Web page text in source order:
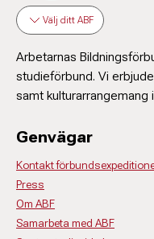
Välj ditt ABF
Arbetarnas
studieförbund. Vi
samt kulturarrangemang
Genvägar
Kontakt
Press
Om ABF
Samarbeta med ABF